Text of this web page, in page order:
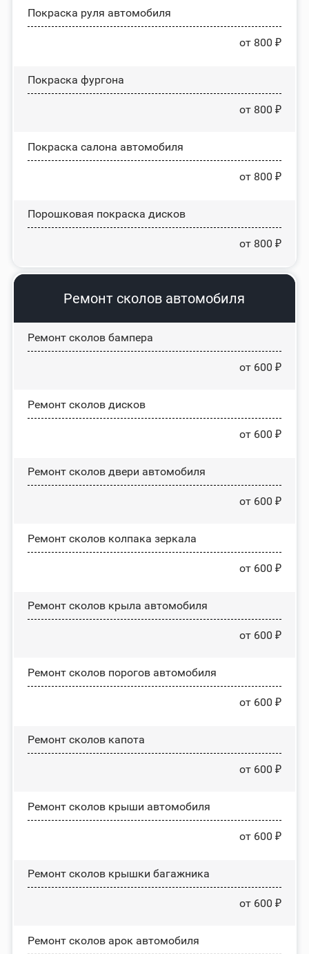
Покраска руля автомобиля
от 800 ₽
Покраска фургона
от 800 ₽
Покраска салона автомобиля
от 800 ₽
Порошковая покраска дисков
от 800 ₽
Ремонт сколов автомобиля
Ремонт сколов бампера
от 600 ₽
Ремонт сколов дисков
от 600 ₽
Ремонт сколов двери автомобиля
от 600 ₽
Ремонт сколов колпака зеркала
от 600 ₽
Ремонт сколов крыла автомобиля
от 600 ₽
Ремонт сколов порогов автомобиля
от 600 ₽
Ремонт сколов капота
от 600 ₽
Ремонт сколов крыши автомобиля
от 600 ₽
Ремонт сколов крышки багажника
от 600 ₽
Ремонт сколов арок автомобиля